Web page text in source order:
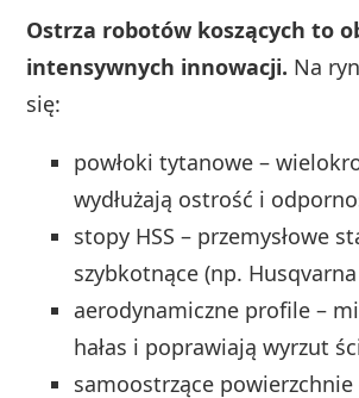
Ostrza robotów koszących to
intensywnych innowacji. Na
się:
powłoki tytanowe –
wydłużają ostrość i
stopy HSS – przemysłowe
szybkotnące (np.
aerodynamiczne profile –
hałas i poprawiają wyrzut
samoostrzące powierzchnie